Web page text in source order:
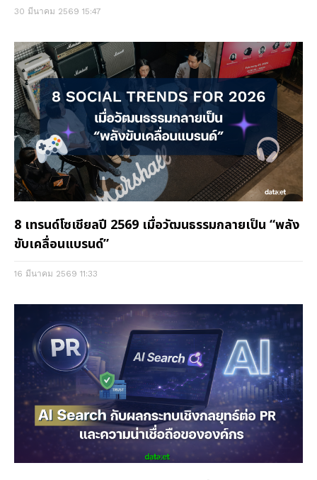
30 มีนาคม 2569 15:47
8 เทรนด์โซเชียลปี 2569 เมื่อวัฒนธรรมกลายเป็น “พลัง
ขับเคลื่อนแบรนด์”
16 มีนาคม 2569 11:33